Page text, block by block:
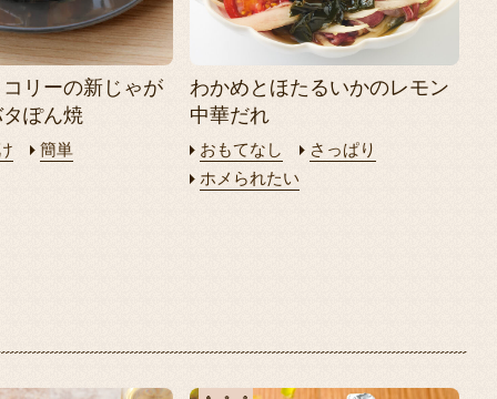
リーの新じゃが
ぽん焼
簡単
わかめとほたるいかのレモン
中華だれ
おもてなし
さっぱり
ホメられたい